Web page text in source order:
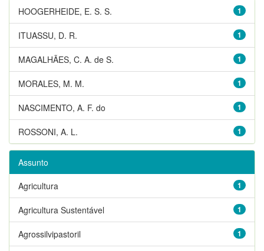
1
HOOGERHEIDE, E. S. S.
1
ITUASSU, D. R.
1
MAGALHÃES, C. A. de S.
1
MORALES, M. M.
1
NASCIMENTO, A. F. do
1
ROSSONI, A. L.
Assunto
1
Agricultura
1
Agricultura Sustentável
1
Agrossilvipastoril